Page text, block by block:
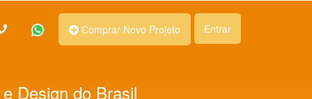
Comprar Novo Projeto Entrar
Design do Brasil